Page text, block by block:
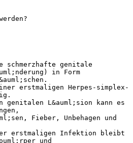
schmerzhafte genitale
in Form
erstmaligen Herpes-simplex-
genitalen L&auml;sion kann es
Fieber, Unbehagen und
erstmaligen Infektion bleibt
und